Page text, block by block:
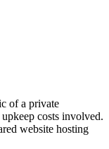
of a private
costs involved.
website hosting